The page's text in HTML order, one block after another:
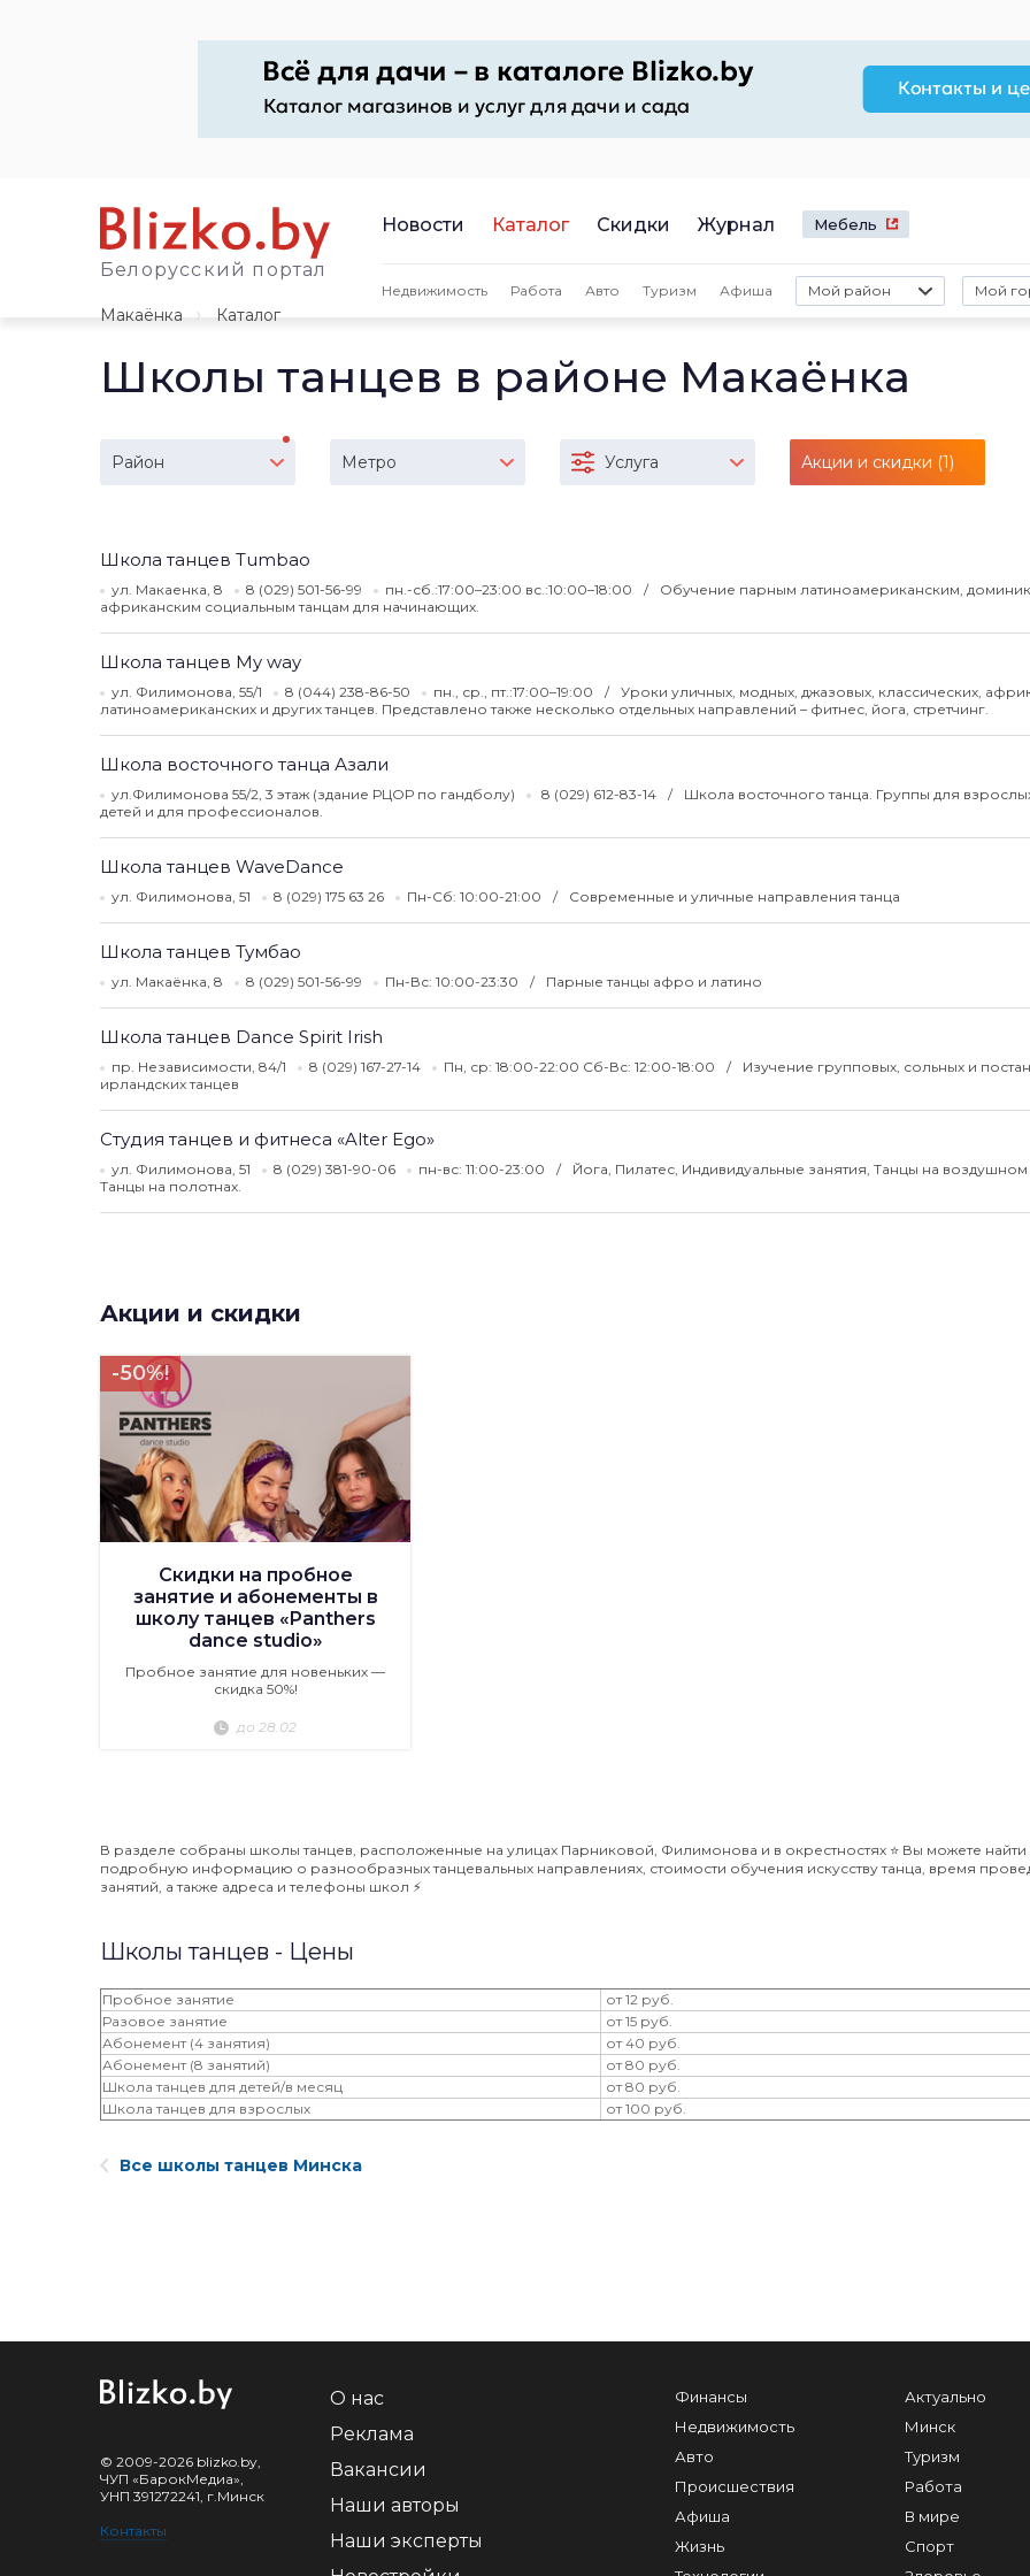
Белорусский портал
Новости Каталог Скидки Журнал Мебель
Недвижимость Работа Авто Туризм Афиша Мой район Мой
Макаёнка
Каталог
Школы танцев в районе Макаёнка
Район Метро Услуга Акции и скидки (1)
Школа танцев Tumbao
ул. Макаенка, 8 8 (029) 501-56-99 пн.-сб.:17:00–23:00 вс.:10:00–18:00
Обучение парным латиноамериканским,
африканским социальным танцам для начинающих.
Школа танцев My way
ул. Филимонова, 55/1 8 (044) 238-86-50 пн., ср., пт.:17:00–19:00
Уроки уличных, модных, джазовых, классических,
латиноамериканских и других танцев. Представлено также несколько отдельных направлений – фитнес, йога, стретчинг.
Школа восточного танца Азали
ул.Филимонова 55/2, 3 этаж (здание РЦОР по гандболу) 8 (029) 612-83-14
Школа восточного танца. Группы для
детей и для профессионалов.
Школа танцев WaveDance
ул. Филимонова, 51 8 (029) 175 63 26 Пн-Сб: 10:00-21:00 Современные и уличные направления танца
Школа танцев Тумбао
ул. Макаёнка, 8 8 (029) 501-56-99 Пн-Вс: 10:00-23:30 Парные танцы афро и латино
Школа танцев Dance Spirit Irish
пр. Независимости, 84/1 8 (029) 167-27-14 Пн, ср: 18:00-22:00 Сб-Вс: 12:00-18:00
Изучение групповых, сольных и
ирландских танцев
Студия танцев и фитнеса «Alter Ego»
ул. Филимонова, 51 8 (029) 381-90-06 пн-вс: 11:00-23:00
Йога, Пилатес, Индивидуальные занятия, Танцы на воздушном
Танцы на полотнах.
Акции и скидки
-50%!
Скидки на пробное
занятие и абонементы в
школу танцев «Panthers
dance studio»
Пробное занятие для новеньких —
скидка 50%!
до 28.02
В разделе собраны школы танцев, расположенные на улицах Парниковой, Филимонова и в окрестностях ⭐️ Вы можете найти
подробную информацию о разнообразных танцевальных направлениях, стоимости обучения искусству танца, время
занятий, а также адреса и телефоны школ ⚡️
Школы танцев - Цены
Пробное занятие
от 12 руб.
Разовое занятие
от 15 руб.
Абонемент (4 занятия)
от 40 руб.
Абонемент (8 занятий)
от 80 руб.
Школа танцев для детей/в месяц
от 80 руб.
Школа танцев для взрослых
от 100 руб.
Все школы танцев Минска
© 2009-2026 blizko.by,
ЧУП «БарокМедиа»,
УНП 391272241, г.Минск
Контакты
О нас
Реклама
Вакансии
Наши авторы
Наши эксперты
Финансы
Недвижимость
Авто
Происшествия
Афиша
Жизнь
Актуально
Минск
Туризм
Работа
В мире
Спорт